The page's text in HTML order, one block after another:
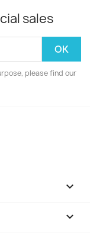
sales
please find our

